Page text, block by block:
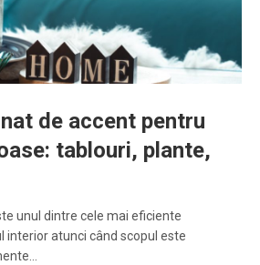
de accent pentru
tablouri, plante,
unul dintre cele mai eficiente
interior atunci când scopul este